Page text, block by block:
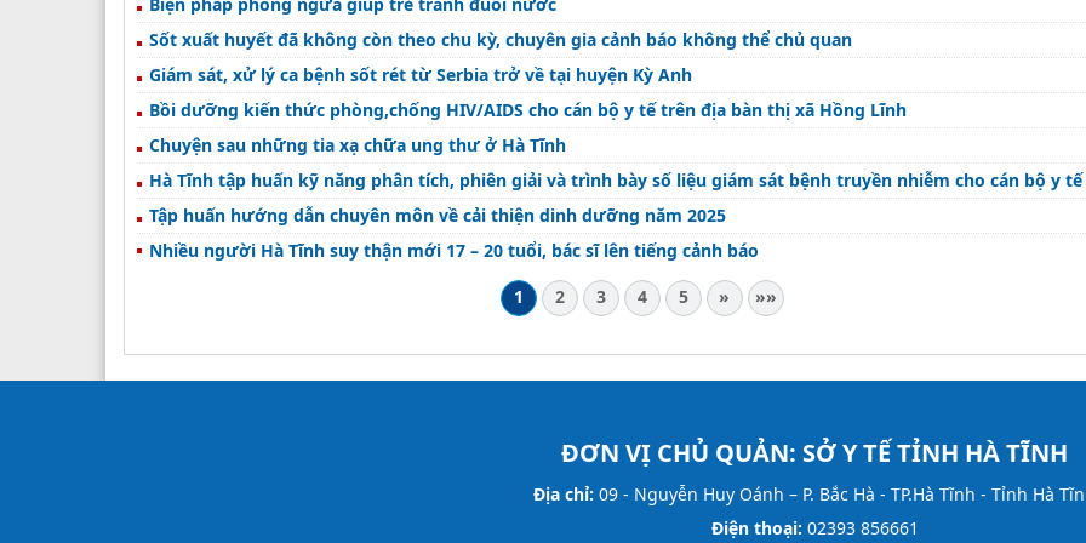
Sốt xuất huyết đã không còn theo chu kỳ, chuyên gia cảnh báo không thể chủ quan
Giám sát, xử lý ca bệnh sốt rét từ Serbia trở về tại huyện Kỳ Anh
Bồi dưỡng kiến thức phòng,chống HIV/AIDS cho cán bộ y tế trên địa bàn thị xã Hồng Lĩnh
Chuyện sau những tia xạ chữa ung thư ở Hà Tĩnh
Hà Tĩnh tập huấn kỹ năng phân tích, phiên giải và trình bày số liệu giám sát bệnh truyền nhiễm cho cán bộ y tế
Tập huấn hướng dẫn chuyên môn về cải thiện dinh dưỡng năm 2025
Nhiều người Hà Tĩnh suy thận mới 17 – 20 tuổi, bác sĩ lên tiếng cảnh báo
1
2 3 4 5 » »»
ĐƠN VỊ CHỦ QUẢN: SỞ Y TẾ TỈNH HÀ TĨNH
Địa chỉ: 09 - Nguyễn Huy Oánh – P. Bắc Hà - TP.Hà Tĩnh - Tỉnh Hà
Điện thoại: 02393 856661